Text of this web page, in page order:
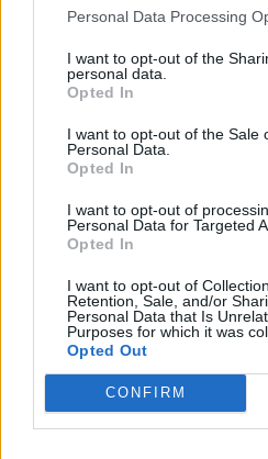
Personal Data Processing
I want to opt-out of the
personal data.
Opted In
I want to opt-out of the Sale
Personal Data.
Opted In
I want to opt-out of
Personal Data for Targeted
Opted In
I want to opt-out of
Retention, Sale, and/or
Personal Data that Is
Purposes for which it was
Opted Out
CONFIRM
3
MATKAILU
Finnairin
jatkossa toinen
matkustajille